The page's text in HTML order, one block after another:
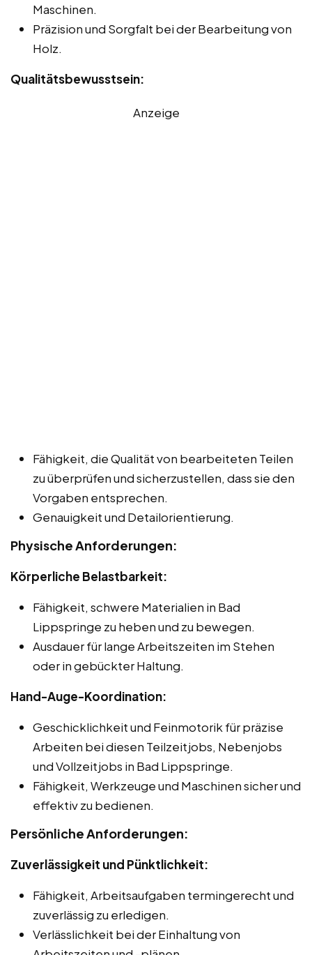
Maschinen.
Präzision und Sorgfalt bei der Bearbeitung von
Holz.
Qualitätsbewusstsein:
Anzeige
Fähigkeit, die Qualität von bearbeiteten Teilen
zu überprüfen und sicherzustellen, dass sie den
Vorgaben entsprechen.
Genauigkeit und Detailorientierung.
Physische Anforderungen:
Körperliche Belastbarkeit:
Fähigkeit, schwere Materialien in Bad
Lippspringe zu heben und zu bewegen.
Ausdauer für lange Arbeitszeiten im Stehen
oder in gebückter Haltung.
Hand-Auge-Koordination:
Geschicklichkeit und Feinmotorik für präzise
Arbeiten bei diesen Teilzeitjobs, Nebenjobs
und Vollzeitjobs in Bad Lippspringe.
Fähigkeit, Werkzeuge und Maschinen sicher und
effektiv zu bedienen.
Persönliche Anforderungen:
Zuverlässigkeit und Pünktlichkeit:
Fähigkeit, Arbeitsaufgaben termingerecht und
zuverlässig zu erledigen.
Verlässlichkeit bei der Einhaltung von